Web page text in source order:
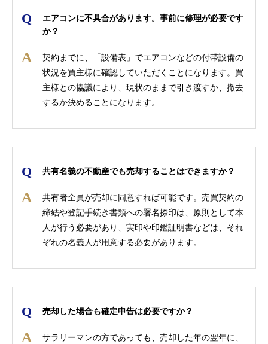
エアコンに不具合があります。事前に修理が必要です
か？
契約までに、「設備表」でエアコンなどの付帯設備の
状況を買主様に確認していただくことになります。買
主様との協議により、現状のままで引き渡すか、撤去
するか決めることになります。
共有名義の不動産でも売却することはできますか？
共有者全員が売却に同意すれば可能です。売買契約の
締結や登記手続き書類への署名捺印は、原則として本
人が行う必要があり、実印や印鑑証明書などは、それ
ぞれの名義人が用意する必要があります。
売却した場合も確定申告は必要ですか？
サラリーマンの方であっても、売却した年の翌年に、